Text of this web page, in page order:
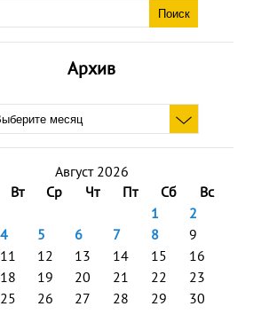
Архив
Август 2026
Вт Ср Чт Пт Сб
Вс
1
2
4 5 6 7 8
9
11 12 13 14 15
16
18 19 20 21 22
23
25 26 27 28 29
30